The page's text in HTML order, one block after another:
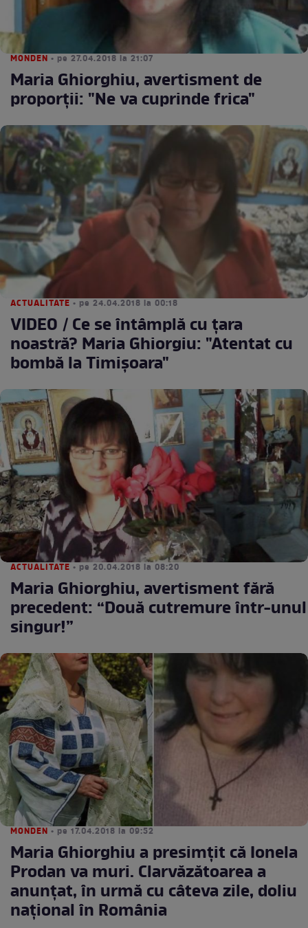
MONDEN • pe 27.04.2018 la 21:07
Maria Ghiorghiu, avertisment de
proporţii: "Ne va cuprinde frica"
ACTUALITATE • pe 24.04.2018 la 00:18
VIDEO / Ce se întâmplă cu ţara
noastră? Maria Ghiorgiu: "Atentat cu
bombă la Timişoara"
ACTUALITATE • pe 20.04.2018 la 08:20
Maria Ghiorghiu, avertisment fără
precedent: “Două cutremure într-unul
singur!”
MONDEN • pe 17.04.2018 la 09:52
Maria Ghiorghiu a presimţit că Ionela
Prodan va muri. Clarvăzătoarea a
anunţat, în urmă cu câteva zile, doliu
naţional în România